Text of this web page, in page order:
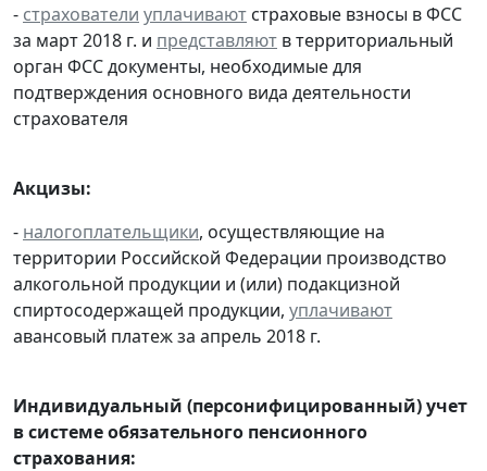
- страхователи уплачивают страховые взносы в ФСС
за март 2018 г. и представляют в территориальный
орган ФСС документы, необходимые для
подтверждения основного вида деятельности
страхователя
Акцизы:
- налогоплательщики, осуществляющие на
территории Российской Федерации производство
алкогольной продукции и (или) подакцизной
спиртосодержащей продукции, уплачивают
авансовый платеж за апрель 2018 г.
Индивидуальный (персонифицированный) учет
в системе обязательного пенсионного
страхования: